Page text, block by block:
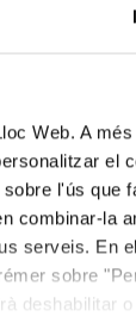
Web. A més
el
l'ús que
combinar-la
serveis. En
sobre
deshabilitar